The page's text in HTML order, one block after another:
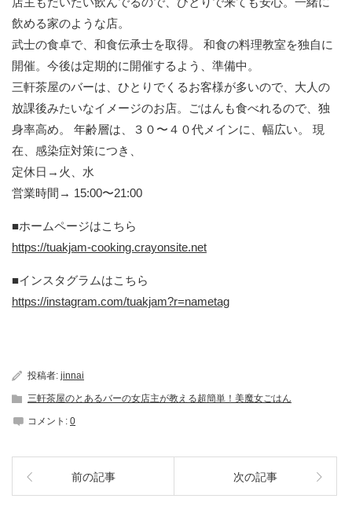
飲める家のような店。
武士の食卓で、和食伝承士を取得。 和食の料理教室を独自に
開催。今後は定期的に開催するよう、準備中。
三軒茶屋のバーは、ひとりでくるお客様が多いので、大人の
放課後みたいなイメージのお店。ごはんも食べれるので、独
身率高め。 年齢層は、３０〜４０代メインに、幅広い。 現
在、感染症対策につき、
定休日→火、水
営業時間→ 15:00〜21:00
■ホームページはこちら
https://tuakjam-cooking.crayonsite.net
■インスタグラムはこちら
https://instagram.com/tuakjam?r=nametag
投稿者: jinnai
三軒茶屋のとあるバーの女店主が教える超簡単！美魔女ごはん
コメント: 0
前の記事 次の記事